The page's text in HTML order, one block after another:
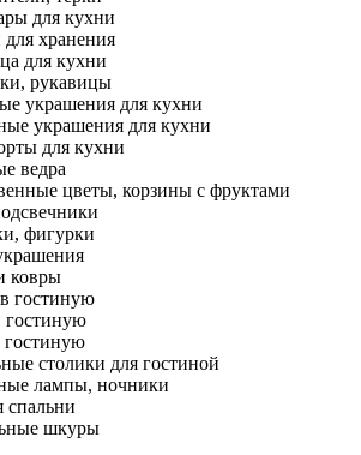
для кухни
хранения
для кухни
рукавицы
украшения для кухни
украшения для кухни
для кухни
ведра
цветы, корзины с фруктами
фигурки
ковры
гостиную
гостиную
гостиную
столики для гостиной
лампы, ночники
спальни
шкуры